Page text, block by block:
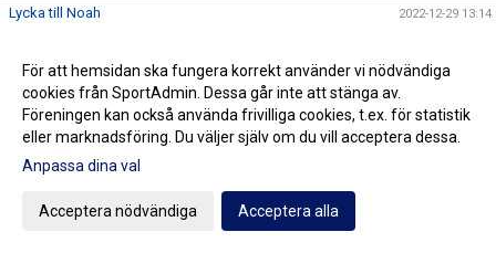
Lycka till Noah 2022-12-29 13:14
Spänning och underhållning med P2014 i Skånecupen 2022-12-27 21:11
Köp Bingolotter till Nyårsafton av Kulladals FF 2022-12-26 21:49
Bra insats i Skånecupen av P2015 2022-12-26 21:30
GOD JUL TILL ER ALLA
Resultat Dragning Kulladals FF Jullotteri 2022
P2010 avslutade säsongen med beachvolleyboll
För att hemsidan ska fungera korrekt använder vi nödvändiga
cookies från SportAdmin. Dessa går inte att stänga av.
Föreningen kan också använda frivilliga cookies, t.ex. för statistik
eller marknadsföring. Du väljer själv om du vill acceptera dessa.
Anpassa dina val
Acceptera nödvändiga Acceptera alla